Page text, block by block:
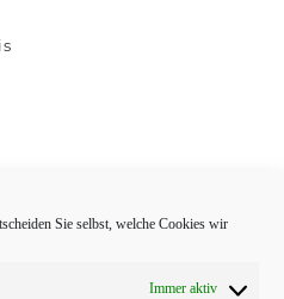
Sie selbst, welche Cookies wir
Immer aktiv